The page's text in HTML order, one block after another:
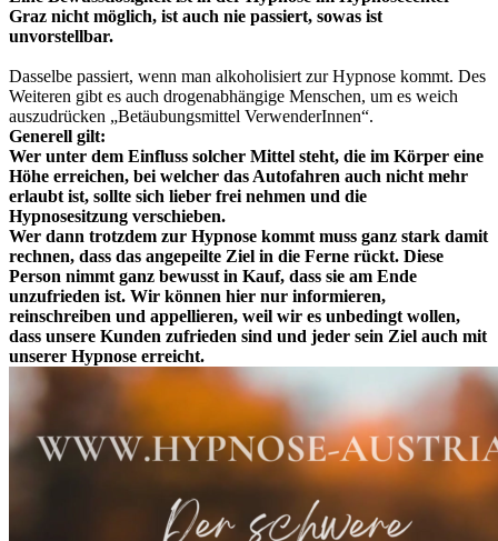
Graz nicht möglich, ist auch nie passiert, sowas ist
unvorstellbar.
Dasselbe passiert, wenn man alkoholisiert zur Hypnose kommt. Des
Weiteren gibt es auch drogenabhängige Menschen, um es weich
auszudrücken „Betäubungsmittel VerwenderInnen“.
Generell gilt:
Wer unter dem Einfluss solcher Mittel steht, die im Körper eine
Höhe erreichen, bei welcher das Autofahren auch nicht mehr
erlaubt ist, sollte sich lieber frei nehmen und die
Hypnosesitzung verschieben.
Wer dann trotzdem zur Hypnose kommt muss ganz stark damit
rechnen, dass das angepeilte Ziel in die Ferne rückt. Diese
Person nimmt ganz bewusst in Kauf, dass sie am Ende
unzufrieden ist. Wir können hier nur informieren,
reinschreiben und appellieren, weil wir es unbedingt wollen,
dass unsere Kunden zufrieden sind und jeder sein Ziel auch mit
unserer Hypnose erreicht.